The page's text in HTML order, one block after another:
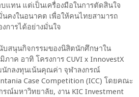
บแทน แต่เป็นเครื่องมือในการตัดสินใจ
นคงในอนาคต เพื่อให้คนไทยสามารถ
การได้อย่างมั่นใจ
บสนุนกิจกรรมของนิสิตนักศึกษาใน
าค อาทิ โครงการ CUVI x InnovestX
กลงทุนเน้นคุณค่า จุฬาลงกรณ์
Case Competition (ICC) โดยคณะ
รณ์มหาวิทยาลัย, งาน KIC Investment